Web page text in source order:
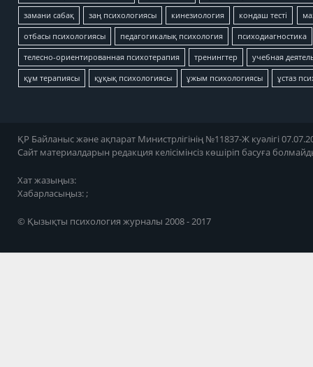
замани сабақ заң психологиясы кинезиология кондаш тесті
отбасы психологиясы педагогикалық психология психодиагностика
телесно-ориентированная психотерапия тренингтер учебная
құм терапиясы құқық психологиясы ұжым психологиясы ұстаз
ҚР Байланыс және ақпарат Министрлігінің №11837-Ж куәлігі
Сайт материалдарын редакция келісімінсіз көшіріп басуға
Хат жазыңыз:
Хабарласыңыз: ;
© Қызықты психология журналы 2008 - 2017